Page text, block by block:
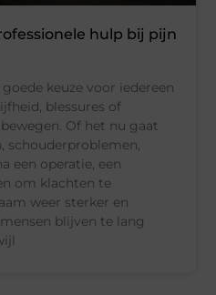
hulp bij pijn
keuze voor iedereen
blessures of
Of het nu gaat
schouderproblemen,
een operatie, een
om klachten te
weer sterker en
blijven te lang